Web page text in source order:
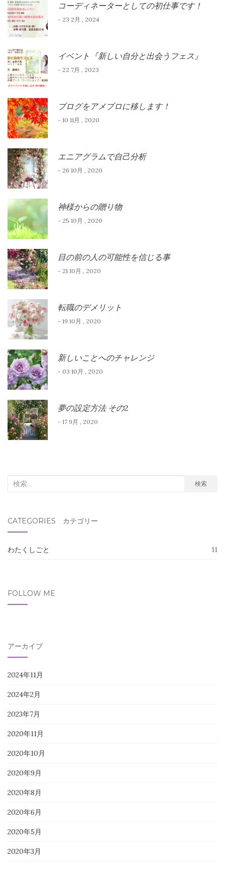
コーディネーターとしての初仕事です！
- 23 2月 , 2024
イベント『新しい自分と出会うフェス』
- 22 7月 , 2023
ブログをアメブロに移します！
- 10 11月 , 2020
エニアグラムで自己分析
- 26 10月 , 2020
神様からの贈り物
- 25 10月 , 2020
目の前の人の可能性を信じる事
- 21 10月 , 2020
転職のデメリット
- 19 10月 , 2020
新しいことへのチャレンジ
- 03 10月 , 2020
夢の設定方法 その2
- 17 9月 , 2020
検
象:
検索
CATEGORIES カテゴリー
わたくしごと 11
FOLLOW ME
アーカイブ
2024年11月
2024年2月
2023年7月
2020年11月
2020年10月
2020年9月
2020年8月
2020年6月
2020年5月
2020年3月